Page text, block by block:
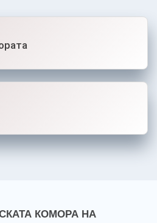
КОМОРА НА